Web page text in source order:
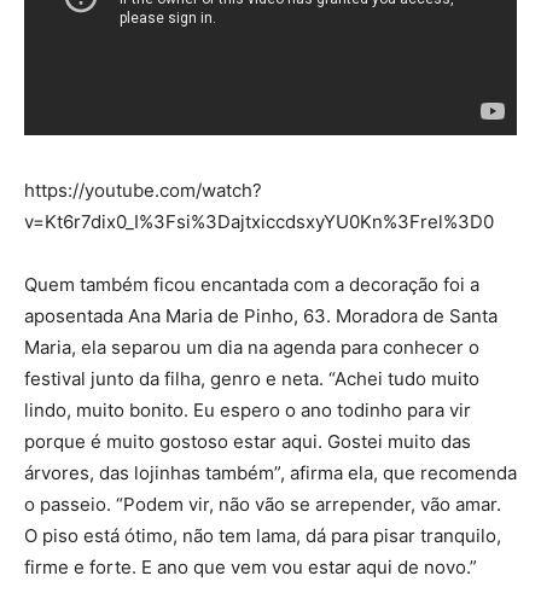
https://youtube.com/watch?
v=Kt6r7dix0_I%3Fsi%3DajtxiccdsxyYU0Kn%3Frel%3D0
Quem também ficou encantada com a decoração foi a
aposentada Ana Maria de Pinho, 63. Moradora de Santa
Maria, ela separou um dia na agenda para conhecer o
festival junto da filha, genro e neta. “Achei tudo muito
lindo, muito bonito. Eu espero o ano todinho para vir
porque é muito gostoso estar aqui. Gostei muito das
árvores, das lojinhas também”, afirma ela, que recomenda
o passeio. “Podem vir, não vão se arrepender, vão amar.
O piso está ótimo, não tem lama, dá para pisar tranquilo,
firme e forte. E ano que vem vou estar aqui de novo.”